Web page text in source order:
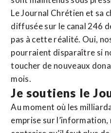
Le Journal Chrétien et sa
diffusée sur le canal 246
pas à cette réalité. Oui,
pourraient disparaître si
toucher de nouveaux
mois.
Je soutiens le
Au moment où les
emprise sur l’information,